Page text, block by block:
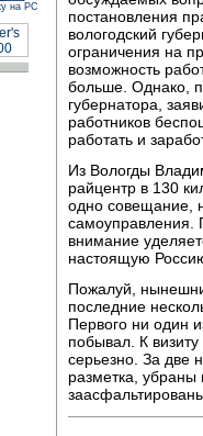
на РС
постановления
вологодский
ограничения на
возможность
больше. Однако,
губернатора,
работников
работать и
Из Вологды
райцентр в 130
одно совещание,
самоуправления.
внимание
настоящую
Пожалуй,
последние
Первого ни один
побывал. К
серьезно. За две
разметка,